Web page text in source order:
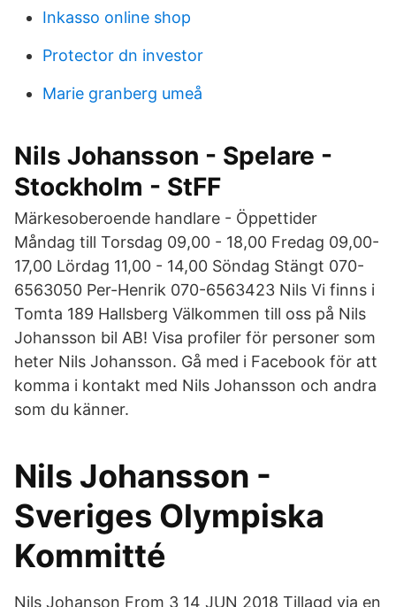
Inkasso online shop
Protector dn investor
Marie granberg umeå
Nils Johansson - Spelare -
Stockholm - StFF
Märkesoberoende handlare - Öppettider
Måndag till Torsdag 09,00 - 18,00 Fredag 09,00-
17,00 Lördag 11,00 - 14,00 Söndag Stängt 070-
6563050 Per-Henrik 070-6563423 Nils Vi finns i
Tomta 189 Hallsberg Välkommen till oss på Nils
Johansson bil AB! Visa profiler för personer som
heter Nils Johansson. Gå med i Facebook för att
komma i kontakt med Nils Johansson och andra
som du känner.
Nils Johansson -
Sveriges Olympiska
Kommitté
Nils Johanson From 3 14 JUN 2018 Tillagd via en